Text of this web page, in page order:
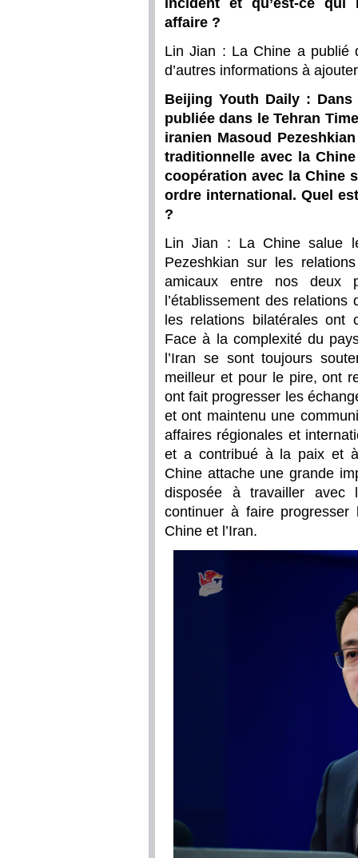
incident et qu’est-ce qui
affaire ?
Lin Jian : La Chine a publié
d’autres informations à
Beijing Youth Daily :
publiée dans le Tehran
iranien Masoud
traditionnelle avec la
coopération avec la Chine
ordre international. Quel
?
Lin Jian : La Chine salue
Pezeshkian sur les
amicaux entre nos deux
l’établissement des
les relations bilatérales ont
Face à la complexité du
l’Iran se sont toujours
meilleur et pour le pire, ont
ont fait progresser les
et ont maintenu une
affaires régionales et
et a contribué à la paix et
Chine attache une grande
disposée à travailler avec
continuer à faire
Chine et l’Iran.